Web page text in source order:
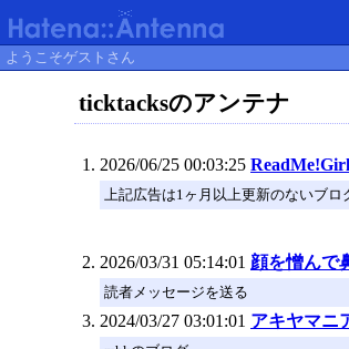
ようこそゲストさん
ticktacksのアンテナ
2026/06/25 00:03:25
上記広告は1ヶ月以上更新のないブロ
2026/03/31 05:14:01 顔を憎んで
読者メッセージを送る
2024/03/27 03:01:01 アキヤマニ